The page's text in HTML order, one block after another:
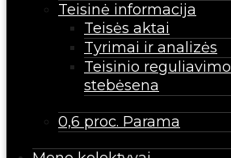
Teisinė informacija
Teisės aktai
Tyrimai ir analizės
Teisinio reguliavimo
stebėsena
0,6 proc. Parama